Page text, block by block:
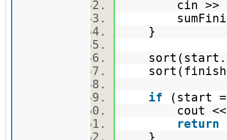
cin >>
}
if (start
cout
return
}